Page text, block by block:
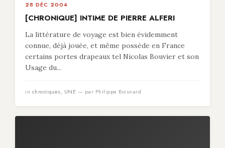
28 DÉC 2004
[CHRONIQUE] INTIME DE PIERRE ALFERI
La littérature de voyage est bien évidemment
connue, déjà jouée, et même possède en France
certains portes drapeaux tel Nicolas Bouvier et son
Usage du...
in chroniques, UNE — par Philippe Boisnard